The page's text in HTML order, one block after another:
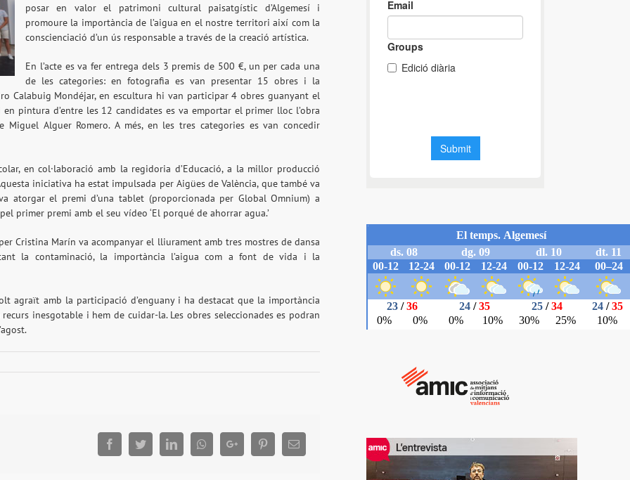
posar en valor el patrimoni cultural paisatgístic d’Algemesí i
promoure la importància de l’aigua en el nostre territori així com la
conscienciació d’un ús responsable a través de la creació artística.
En l’acte es va fer entrega dels 3 premis de 500 €, un per cada una
de les categories: en fotografia es van presentar 15 obres i la
Calabuig Mondéjar, en escultura hi van participar 4 obres guanyant el
en pintura d’entre les 12 candidates es va emportar el primer lloc l’obra
Miguel Alguer Romero. A més, en les tres categories es van concedir
en col·laboració amb la regidoria d’Educació, a la millor producció
iniciativa ha estat impulsada per Aigües de València, que també va
atorgar el premi d’una tablet (proporcionada per Global Omnium) a
primer premi amb el seu vídeo ‘El porqué de ahorrar agua.’
per Cristina Marín va acompanyar el lliurament amb tres mostres de dansa
la contaminació, la importància l’aigua com a font de vida i la
agraït amb la participació d’enguany i ha destacat que la importància
inesgotable i hem de cuidar-la. Les obres seleccionades es podran
FacebookTwitterLinkedInWhatsappGoogle+ PinterestEmail